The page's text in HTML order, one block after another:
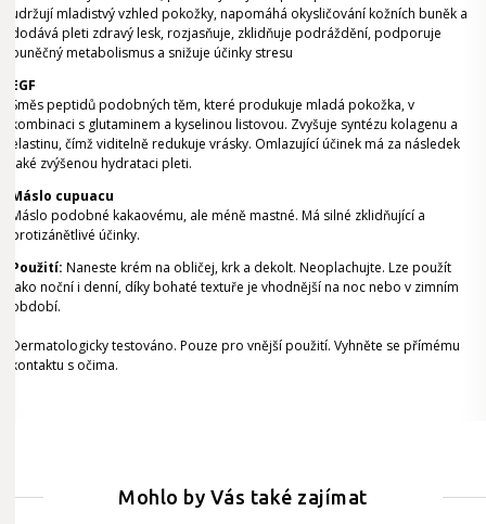
udržují mladistvý vzhled pokožky, napomáhá okysličování kožních buněk a
dodává pleti zdravý lesk, rozjasňuje, zklidňuje podráždění, podporuje
buněčný metabolismus a snižuje účinky stresu
EGF
Směs peptidů podobných těm, které produkuje mladá pokožka, v
kombinaci s glutaminem a kyselinou listovou. Zvyšuje syntézu kolagenu a
elastinu, čímž viditelně redukuje vrásky. Omlazující účinek má za následek
také zvýšenou hydrataci pleti.
Máslo cupuacu
Máslo podobné kakaovému, ale méně mastné. Má silné zklidňující a
protizánětlivé účinky.
Použití: Naneste krém na obličej, krk a dekolt. Neoplachujte. Lze použít
jako noční i denní, díky bohaté textuře je vhodnější na noc nebo v zimním
období.
Dermatologicky testováno. Pouze pro vnější použití. Vyhněte se přímému
kontaktu s očima.
Mohlo by Vás také zajímat